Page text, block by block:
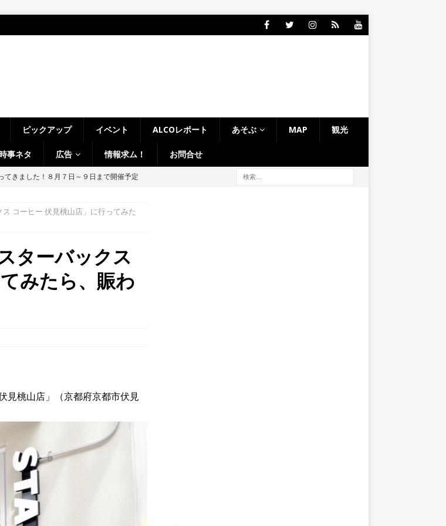
ピックアップ イベント ALCOレポート あそぶ MAP 観光
事ネタ 広告 情報求ム！ お問合せ
り、ライトアップ、グルメなどワイワイ盛
舗」で、ひんやり美味しいかき氷「走井
されました。国道307号奥山田茶屋トンネ
町】
コーヒー 伏見桃山店」に行ってみた
ターバックス
みたら、賑わ
見桃山店」（京都府京都市伏見